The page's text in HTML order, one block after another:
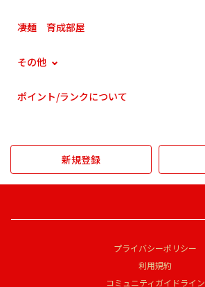
凄麺 育成部屋
その他
ポイント/ランクについて
新規登録
プライバシーポリシー
利用規約
コミュニティガイドライン